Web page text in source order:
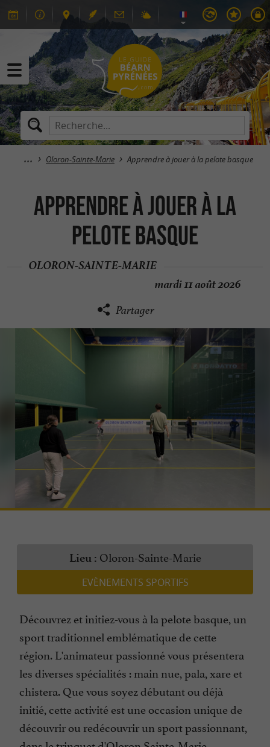
Oloron-Sainte-Marie Apprendre à jouer à la pelote basque
Apprendre à jouer à la
pelote basque
OLORON-SAINTE-MARIE
mardi 11 août 2026
Partager
Lieu : Oloron-Sainte-Marie
EVÈNEMENTS SPORTIFS
Découvrez et initiez-vous à la pelote basque, un
sport traditionnel emblématique de cette
région. L'animateur passionné vous présentera
les diverses spécialités : main nue, pala, xare et
chistera. Que vous soyez débutant ou déjà
initié, cette activité est une occasion unique de
découvrir ou redécouvrir un sport passionnant,